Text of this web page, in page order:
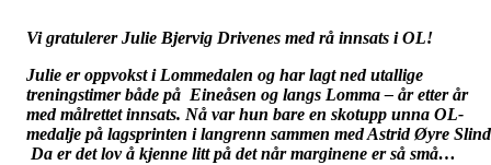
Vi gratulerer Julie Bjervig Drivenes med rå innsats i OL!
Julie er oppvokst i Lommedalen og har lagt ned utallige
treningstimer både på Eineåsen og langs Lomma – år etter år
med målrettet innsats. Nå var hun bare en skotupp unna OL-
medalje på lagsprinten i langrenn sammen med Astrid Øyre
Da er det lov å kjenne litt på det når marginene er så små…